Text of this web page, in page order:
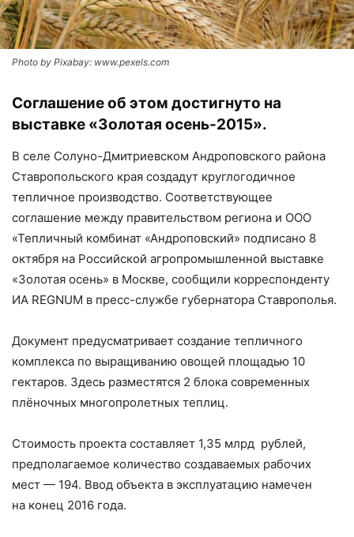
Photo by Pixabay: www.pexels.com
Соглашение об этом достигнуто на
выставке «Золотая осень-2015».
В селе Солуно-Дмитриевском Андроповского района
Ставропольского края создадут круглогодичное
тепличное производство. Соответствующее
соглашение между правительством региона и ООО
«Тепличный комбинат «Андроповский» подписано 8
октября на Российской агропромышленной выставке
«Золотая осень» в Москве, сообщили корреспонденту
ИА REGNUM в пресс-службе губернатора Ставрополья.
Документ предусматривает создание тепличного
комплекса по выращиванию овощей площадью 10
гектаров. Здесь разместятся 2 блока современных
плёночных многопролетных теплиц.
Стоимость проекта составляет 1,35 млрд рублей,
предполагаемое количество создаваемых рабочих
мест — 194. Ввод объекта в эксплуатацию намечен
на конец 2016 года.